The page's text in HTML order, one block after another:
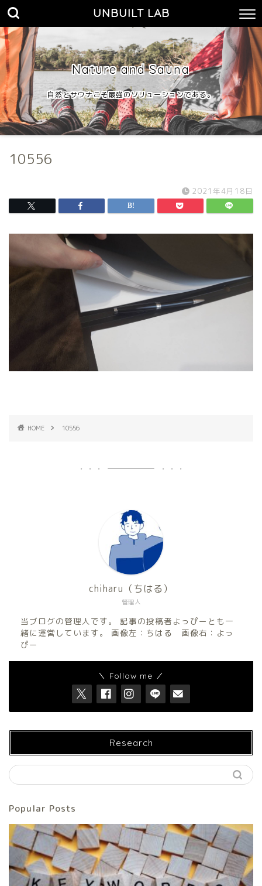
UNBUILT LAB
Nature and Sauna
自然とサウナこそ最強のソリューションである。
10556
2021年4月18日
HOME 10556
管理人
chiharu（ちはる）
当ブログの管理人です。 記事の投稿者よっぴーとも一
緒に運営しています。 画像左：ちはる 画像右：よっ
ぴー
＼ Follow me ／
Research
Popular Posts